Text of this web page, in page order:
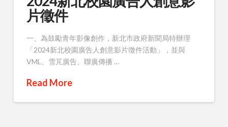
片徵件
一、為鼓勵青年影像創作，新北市政府新聞局特辦理
「2024新北校園廣告人創意影片徵件活動」，並與
VML、雪芃廣告、聯廣傳播 …
Read More